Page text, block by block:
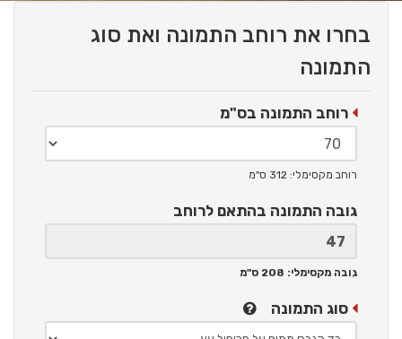
בחרו את רוחב התמונה ואת סוג
התמונה
רוחב התמונה בס"מ
רוחב מקסימלי: 312 ס"מ
גובה התמונה בהתאם לרוחב
גובה מקסימלי: 208 ס"מ
סוג התמונה